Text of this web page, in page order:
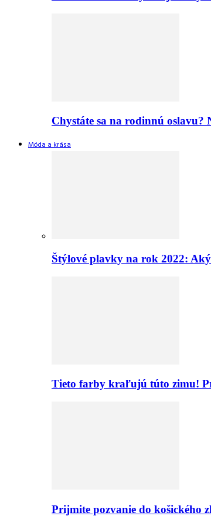
Chystáte sa na rodinnú oslavu?
Móda a krása
Štýlové plavky na rok 2022:
Tieto farby kraľujú túto zimu!
Prijmite pozvanie do košického